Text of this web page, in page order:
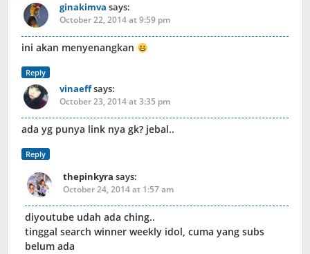
ginakimva says:
October 22, 2014 at 9:59 pm
ini akan menyenangkan
Reply
vinaeffsays:
October 23, 2014 at 3:35 pm
ada yg punya link nya gk? jebal..
Reply
thepinkyra says:
October 24, 2014 at 1:57 am
diyoutube udah ada ching..
tinggal search winner weekly idol, cuma yang subs
belum ada